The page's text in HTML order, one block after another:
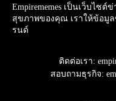
Empirememes เป็นเว็บไซ
สุขภาพของคุณ เราให้ข้อมู
รนด์
ติดต่อเรา:
สอบถามธุรกิจ: